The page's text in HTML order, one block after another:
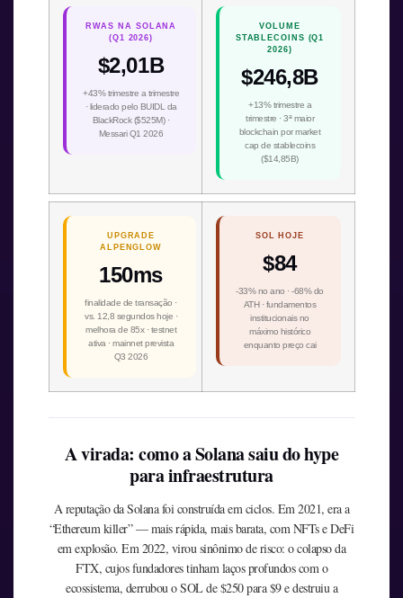
RWAS NA SOLANA
(Q1 2026)
$2,01B
+43% trimestre a trimestre
· liderado pelo BUIDL da
BlackRock ($525M) ·
Messari Q1 2026
VOLUME
STABLECOINS (Q1
2026)
$246,8B
+13% trimestre a
trimestre · 3ª maior
blockchain por market
cap de stablecoins
($14,85B)
UPGRADE
ALPENGLOW
150ms
finalidade de transação ·
vs. 12,8 segundos hoje ·
melhora de 85x · testnet
ativa · mainnet prevista
Q3 2026
SOL HOJE
$84
-33% no ano · -68% do
ATH · fundamentos
institucionais no
máximo histórico
enquanto preço cai
A virada: como a Solana saiu do hype
para infraestrutura
A reputação da Solana foi construída em ciclos. Em 2021, era a
“Ethereum killer” — mais rápida, mais barata, com NFTs e DeFi
em explosão. Em 2022, virou sinônimo de risco: o colapso da
FTX, cujos fundadores tinham laços profundos com o
ecossistema, derrubou o SOL de $250 para $9 e destruiu a